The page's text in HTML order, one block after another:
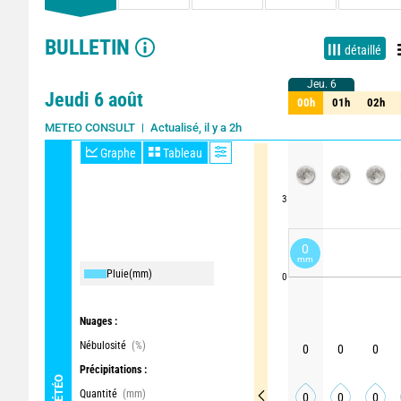
BULLETIN détaillé
Jeudi 6 août
METEO CONSULT Actualisé, il y a 2h
MÉTÉO
Graphe Tableau
Pluie(mm)
Nuages :
Nébulosité (%)
Précipitations :
Quantité (mm)
3
0
Jeu. 6
00h 01h 02h
Jeu. 6
00h 01h 02h
0 0 0
0 0 0
0
mm